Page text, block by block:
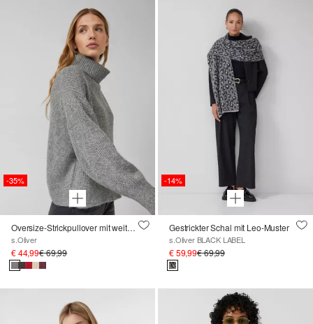
-35%
Oversize-Strickpullover mit weiten Ärmeln und Rollkragen
s.Oliver
€ 44,99€ 69,99
-14%
Gestrickter Schal mit Leo-Muster
s.Oliver BLACK LABEL
€ 59,99€ 69,99